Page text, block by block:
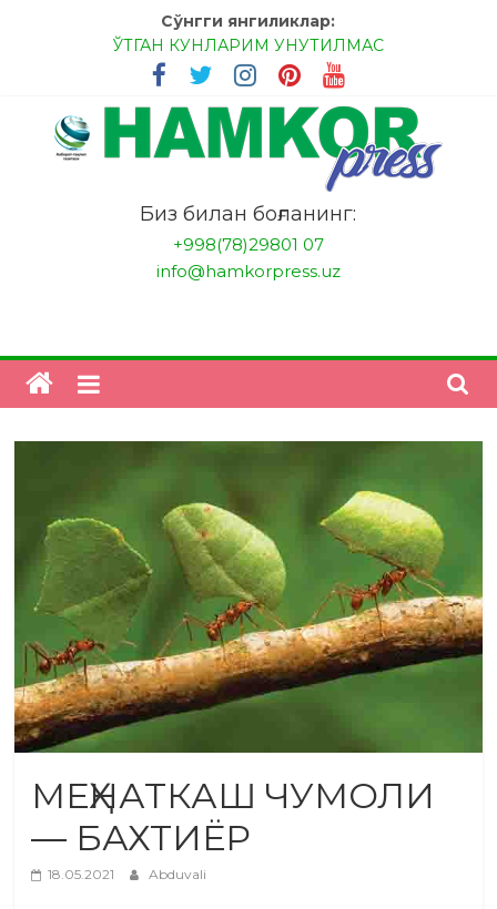
Сўнгги янгиликлар:
ЎТГАН КУНЛАРИМ УНУТИЛМАС
МЕССИ ВА РОНАЛДУ, АНА ЭНДИ ИККАЛАНГ ҲАМ
ҲУСАНОВГА ТАН БЕРИНГЛАР!
МЕҲР ОРҚАЛИ ШИФО
БАНКДА ИШЛАШ ОСОНМИ?
НАТИЖАГА ЭРИШИШ ЎЗ ҚЎЛИМИЗДА
"HamkorPress"
Биз билан боғланинг:
+998(78)29801 07
info@hamkorpress.uz
МЕҲНАТКАШ ЧУМОЛИ
— БАХТИЁР
18.05.2021 Abduvali